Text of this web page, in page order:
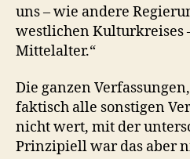
uns – wie andere
westlichen Kulturkreises
Mittelalter.“
Die ganzen
faktisch alle sonstigen
nicht wert, mit der
Prinzipiell war das aber